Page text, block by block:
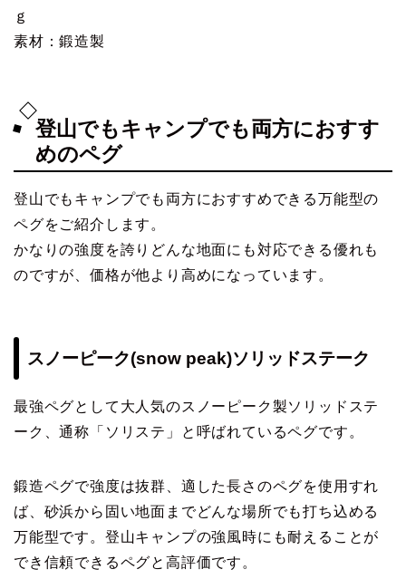
ｇ
素材：鍛造製
登山でもキャンプでも両方におすす
めのペグ
登山でもキャンプでも両方におすすめできる万能型の
ペグをご紹介します。
かなりの強度を誇りどんな地面にも対応できる優れも
のですが、価格が他より高めになっています。
スノーピーク(snow peak)ソリッドステーク
最強ペグとして大人気のスノーピーク製ソリッドステ
ーク、通称「ソリステ」と呼ばれているペグです。
鍛造ペグで強度は抜群、適した長さのペグを使用すれ
ば、砂浜から固い地面までどんな場所でも打ち込める
万能型です。登山キャンプの強風時にも耐えることが
でき信頼できるペグと高評価です。